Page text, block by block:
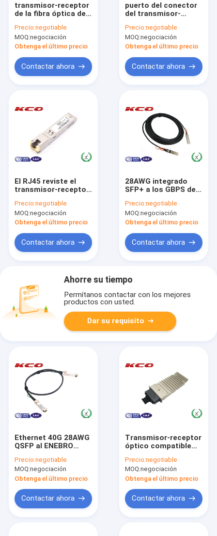
transmisor-receptor
de la fibra óptica de
Precio:negotiable
MOQ:negociación
Obtenga el último precio
Contactar ahora
puerto del conector
del transmisor-
10km Cisco LC de la
fibra óptica de 1.25G
SFP
Precio:negotiable
MOQ:negociación
Obtenga el último precio
Contactar ahora
El RJ45 reviste el
transmisor-receptor
la fibra óptica con
cobre de SFP para
CAT6 CAT7
Precio:negotiable
MOQ:negociación
Obtenga el último precio
Contactar ahora
28AWG integrado
SFP+ a los GBPS del
cable óptico activo
Precio:negotiable
MOQ:negociación
Obtenga el último precio
Contactar ahora
Ahorre su tiempo
Permítanos contactar con los mejores
productos con usted.
Dar su requisito
Ethernet 40G 28AWG
QSFP al ENEBRO
H3C del cable de
QSFP
Precio:negotiable
MOQ:negociación
Obtenga el último precio
Contactar ahora
Transmisor-receptor
óptico compatible
10GB-LR,
transmisor-receptor
de fibra óptica
1310nm
Precio:negotiable
MOQ:negociación
Obtenga el último precio
Contactar ahora